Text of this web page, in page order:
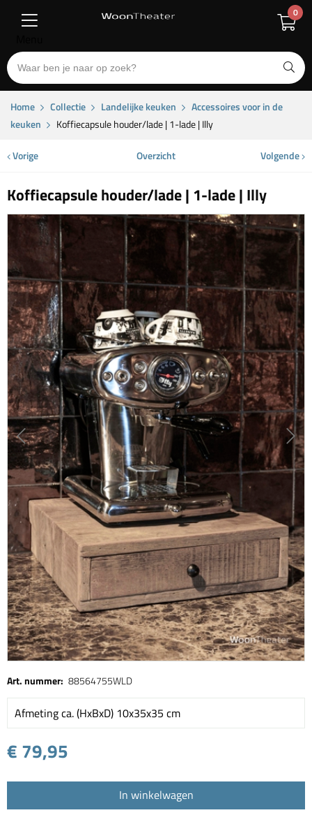
0
Home Collectie Landelijke keuken
Accessoires voor in de
keuken
Koffiecapsule houder/lade | 1-lade | Illy
Vorige Overzicht Volgende
Koffiecapsule houder/lade | 1-lade | Illy
Art. nummer: 88564755WLD
Afmeting ca. (HxBxD) 10x35x35 cm
€ 79,95
In winkelwagen